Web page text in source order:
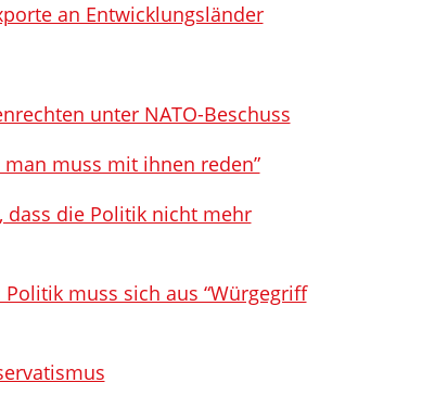
an Entwicklungsländer
unter NATO-Beschuss
muss mit ihnen reden”
dass die Politik nicht mehr
muss sich aus “Würgegriff